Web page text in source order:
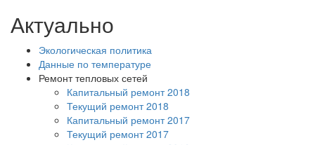
Актуально
Экологическая политика
Данные по температуре
Ремонт тепловых сетей
Капитальный ремонт 2018
Текущий ремонт 2018
Капитальный ремонт 2017
Текущий ремонт 2017